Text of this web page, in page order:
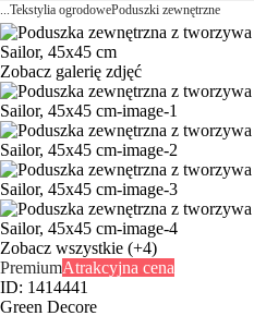
...Tekstylia ogrodowePoduszki zewnętrzne
Zobacz galerię zdjęć
Zobacz wszystkie (+4)
PremiumAtrakcyjna cena
ID: 1414441
Green Decore